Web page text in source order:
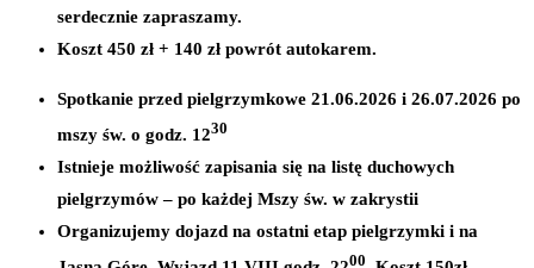
serdecznie zapraszamy.
Koszt 450 zł + 140 zł powrót autokarem.
Spotkanie przed pielgrzymkowe 21.06.2026 i 26.07.2026 po
mszy św. o godz. 1230
Istnieje możliwość zapisania się na listę duchowych
pielgrzymów – po każdej Mszy św. w zakrystii
Organizujemy dojazd na ostatni etap pielgrzymki i na
00